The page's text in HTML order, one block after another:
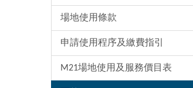
場地使用條款
申請使用程序及繳費指引
M21場地使用及服務價目表